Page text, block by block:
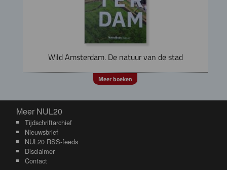
Wild Amsterdam. De natuur van de stad
Meer boeken
Meer NUL20
Meer NUL20
Tijdschriftarchief
Nieuwsbrief
NUL20 RSS-feeds
Disclaimer
Contact